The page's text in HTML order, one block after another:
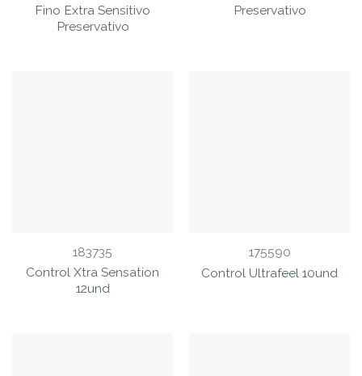
Fino Extra Sensitivo
Preservativo
Preservativo
183735
Control Xtra Sensation
12und
175590
Control Ultrafeel 10und